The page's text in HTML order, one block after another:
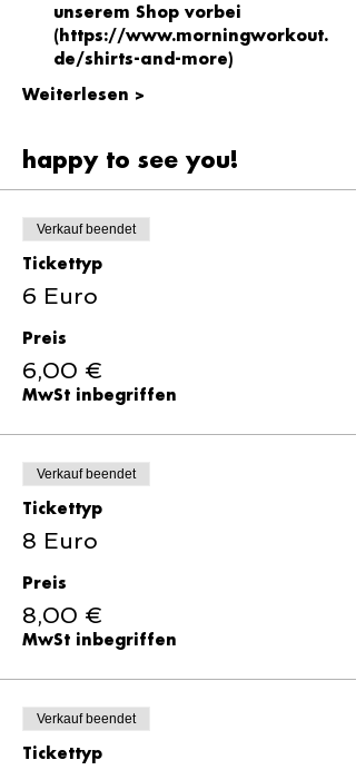
unserem Shop vorbei
( https://www.morningworkout.
de/shirts-and-more)
Weiterlesen >
happy to see you!
Verkauf beendet
Tickettyp
6 Euro
Preis
6,00 €
MwSt inbegriffen
Verkauf beendet
Tickettyp
8 Euro
Preis
8,00 €
MwSt inbegriffen
Verkauf beendet
Tickettyp